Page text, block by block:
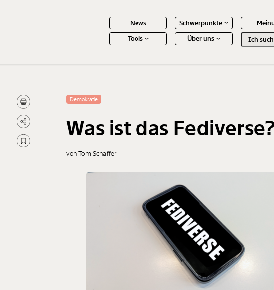
News Schwerpunkte
Tools
Über uns
Gemerkte Inhalte
Treffer
Demokratie
Was ist das Fediverse?
von Tom Schaffer